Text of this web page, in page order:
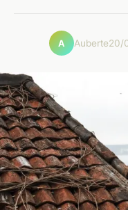
A Auberte20/